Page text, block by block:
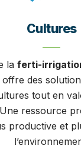
Cultures
la ferti-
offre des
tout en
ressource
productive et